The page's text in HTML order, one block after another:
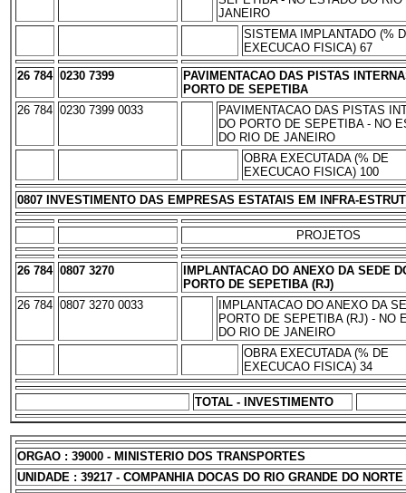
JANEIRO
SISTEMA IMPLANTADO (%
EXECUCAO FISICA) 67
26 784 0230 7399
PAVIMENTACAO DAS PISTAS
PORTO DE SEPETIBA
26 784 0230 7399 0033
PAVIMENTACAO DAS PISTAS
DO PORTO DE SEPETIBA - NO
DO RIO DE JANEIRO
OBRA EXECUTADA (% DE
EXECUCAO FISICA) 100
0807 INVESTIMENTO DAS EMPRESAS ESTATAIS EM INFRA-
PROJETOS
26 784 0807 3270
IMPLANTACAO DO ANEXO DA SEDE
PORTO DE SEPETIBA (RJ)
26 784 0807 3270 0033
IMPLANTACAO DO ANEXO DA
PORTO DE SEPETIBA (RJ) - NO
DO RIO DE JANEIRO
OBRA EXECUTADA (% DE
EXECUCAO FISICA) 34
TOTAL - INVESTIMENTO
ORGAO : 39000 - MINISTERIO DOS TRANSPORTES
UNIDADE : 39217 - COMPANHIA DOCAS DO RIO GRANDE DO NORTE